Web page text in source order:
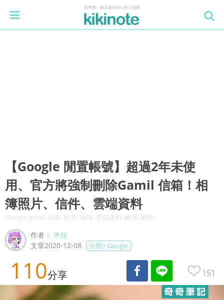
【Google 閒置帳號】超過2年未使
用、官方將強制刪除Gamil 信箱！相
簿照片、信件、雲端資料
Google, gmail, 信箱, 照片, 相簿, 雲端資料, 帳號, 刪除,
作者：米拉
文章2020-12-08
分類> Google
110分享 151